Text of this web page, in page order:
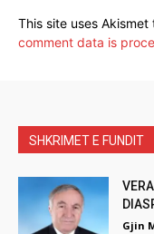
This site uses
comment data is
SHKRIMET E FUNDIT
Gjin